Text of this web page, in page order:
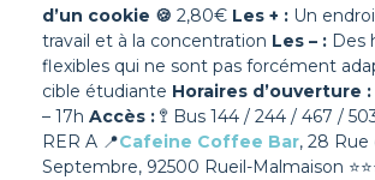
d’un cookie 🍪 2,80€ Les + : Un
travail et à la concentration Les – : Des
flexibles qui ne sont pas forcément
cible étudiante Horaires d’ouverture :
– 17h Accès : 🚏 Bus 144 / 244 / 467 /
RER A 📍Cafeine Coffee Bar, 28 Rue
Septembre, 92500 Rueil-Malmaison